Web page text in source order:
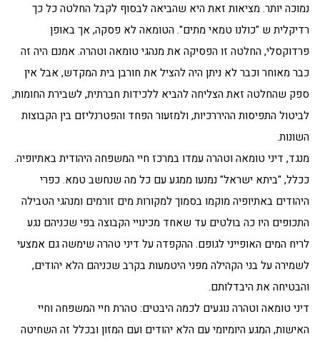
נמוכה יותר. מציאות זאת היא שהביאה לבסוף לקבל החלטה כל כך
רדיקלית ש "כולנו טמאי מתים". הטומאה לא פסקה, אך באופן
פרדוקסלי, החלטה זו הפסיקה את מנהגי טומאה וטהרה. אמנם היה זה
כבר מאוחר וכבר לא ניתן היה להציל את חורבן בית המקדש, אבל אין
ספק שהחלטה זאת הצליחה להביא ללכידות חברתית, לשבירת החומות,
לביטול התפיסות ההיררכיות, ולמזעור הפחד והפטרנליזם בין הקבוצות
השונות.
מנגד, דיני טומאה וטהרה עמדו במרכז חיי המשפחה היהודית באתיופיה.
ככלל, "ביתא ישראל" נמנעו ממגע עם כל מה שנחשב טמא. כפרי
היהודים באתיופיה מוקמו בסמוך למקורות מים זורמים ומנהגי הטבילה
התכופים היו כה בולטים עד שאחד מכינויי הקבוצה בפי שכניהם נגע
לריח המים האופייני לגופם. ההקפדה על דיני טהרה שימשה גם אמצעי
לשמירה על בני הקהילה מפני היטמעות בקרב שכניהם הלא יהודים,
והבטיחה את היבדלותם.
דיני טומאה וטהרה נוגעים לכמה היבטים: טהרת חיי המשפחה וחיי
האישות, המגע היומיומי עם הלא יהודים ועם המזון ובכלל זה השחיטה